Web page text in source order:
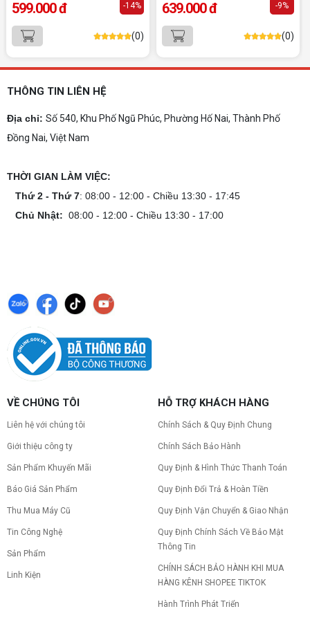
yêu cầu, giá tốt, uy tín
Dịch vụ build PC đồ họa tại Đồng Nai theo yêu
cầu uy tín, tối ưu cấu hình xử lý 3D và dựng video
mượt mà. Đăng ký nhận tư vấn và báo giá chi tiết
ngay.
2026 theo ngân sách và ngành học: tiêu chí
chọn, cấu hình nên có và cách kiểm tra máy
hình mạnh, tối ưu chi phí, test máy tại chỗ. Khám
game mượt mà!
Cách kiểm tra tương thích linh kiện PC
Hướng dẫn kiểm tra tương thích linh kiện PC trước
khi build: socket CPU mainboard, chuẩn RAM,
nguồn cho VGA và kích thước case. Có checklist
Nâng cấp PC nên ưu tiên nâng gì trước ?
tăng hiệu năng tối đa? Xem ngay thứ tự ưu tiên
PC gaming nóng quạt kêu to: Nguyên
nhân và Cách khắc phục
máy giật lag, giảm tuổi thọ? Tìm hiểu ngay
hoạt động êm ái.
CPU AMD Ryzen 7 7700X3D full box mới
ra mắt: Nhanh, Mạnh, Giá tốt
CPU AMD Ryzen 7 7700X3D chính thức ra mắt
hiệu năng chơi game vượt trội. Khám phá chi tiết
599.000 đ -14%
(0)
639.000 đ -9%
(0)
THÔNG TIN LIÊN HỆ
Địa chỉ: Số 540, Khu Phố Ngũ Phúc, Phường Hố Nai, Thành Phố
Đồng Nai, Việt Nam
THỜI GIAN LÀM VIỆC:
Thứ 2 - Thứ 7: 08:00 - 12:00 - Chiều 13:30 - 17:45
Chủ Nhật: 08:00 - 12:00 - Chiều 13:30 - 17:00
VỀ CHÚNG TÔI
Liên hệ với chúng tôi
Giới thiệu công ty
Sản Phẩm Khuyến Mãi
Báo Giá Sản Phẩm
Thu Mua Máy Cũ
Tin Công Nghệ
Sản Phẩm
Linh Kiện
HỖ TRỢ KHÁCH HÀNG
Chính Sách & Quy Định Chung
Chính Sách Bảo Hành
Quy Định & Hình Thức Thanh Toán
Quy Định Đổi Trả & Hoàn Tiền
Quy Định Vận Chuyển & Giao Nhận
Quy Định Chính Sách Về Bảo Mật
Thông Tin
CHÍNH SÁCH BẢO HÀNH KHI MUA
HÀNG KÊNH SHOPEE TIKTOK
Hành Trình Phát Triển